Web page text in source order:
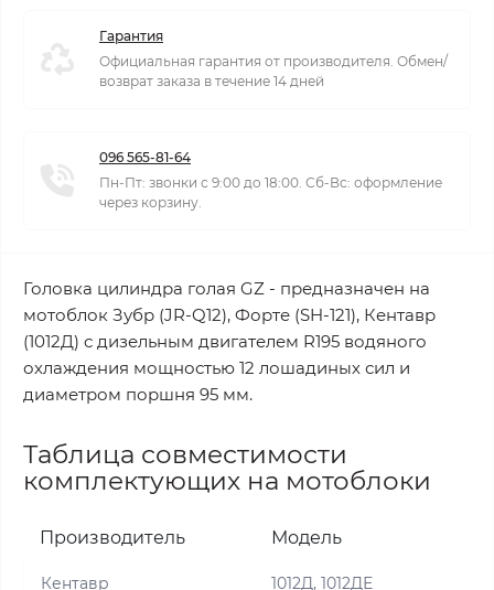
Гарантия
Официальная гарантия от производителя. Обмен/
возврат заказа в течение 14 дней
096 565-81-64
Пн-Пт: звонки с 9:00 до 18:00. Сб-Вс: оформление
через корзину.
Головка цилиндра голая GZ - предназначен на
мотоблок Зубр (JR-Q12), Форте (SH-121), Кентавр
(1012Д) с дизельным двигателем R195 водяного
охлаждения мощностью 12 лошадиных сил и
диаметром поршня 95 мм.
Таблица совместимости
комплектующих на мотоблоки
Производитель Модель
Кентавр 1012Д, 1012ДЕ